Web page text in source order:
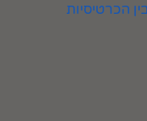
הכרטיסיות